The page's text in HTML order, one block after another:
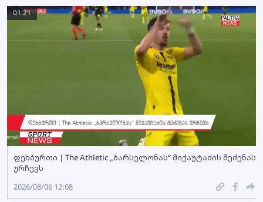
ფეხბურთი | The Athletic „ბარსელონას“ მიქაუტაძის შეძენას
ურჩევს
01:21
2026/08/06 12:08